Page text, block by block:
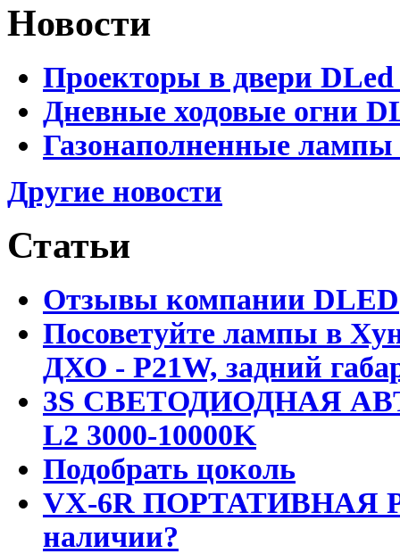
Новости
Проекторы в двери DLed
Дневные ходовые огни
Газонаполненные
Другие новости
Статьи
Отзывы компании DLED
Посоветуйте лампы в
ДХО - P21W, задний
3S СВЕТОДИОДНАЯ
L2 3000-10000K
Подобрать цоколь
VX-6R ПОРТАТИВНАЯ
наличии?